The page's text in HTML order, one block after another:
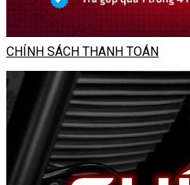
CHÍNH SÁCH THANH TOÁN